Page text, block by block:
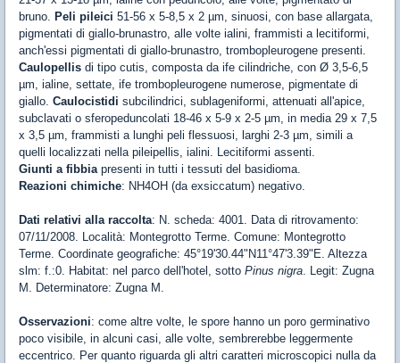
bruno. Peli pileici 51-56 x 5-8,5 x 2 µm, sinuosi, con base allargata,
pigmentati di giallo-brunastro, alle volte ialini, frammisti a lecitiformi,
anch'essi pigmentati di giallo-brunastro, trombopleurogene presenti.
Caulopellis di tipo cutis, composta da ife cilindriche, con Ø 3,5-6,5
µm, ialine, settate, ife trombopleurogene numerose, pigmentate di
giallo. Caulocistidi subcilindrici, sublageniformi, attenuati all'apice,
subclavati o sferopeduncolati 18-46 x 5-9 x 2-5 µm, in media 29 x 7,5
x 3,5 µm, frammisti a lunghi peli flessuosi, larghi 2-3 µm, simili a
quelli localizzati nella pileipellis, ialini. Lecitiformi assenti.
Giunti a fibbia presenti in tutti i tessuti del basidioma.
Reazioni chimiche: NH4OH (da exsiccatum) negativo.
Dati relativi alla raccolta: N. scheda: 4001. Data di ritrovamento:
07/11/2008. Località: Montegrotto Terme. Comune: Montegrotto
Terme. Coordinate geografiche: 45°19'30.44"N11°47'3.39"E. Altezza
slm: f.:0. Habitat: nel parco dell'hotel, sotto Pinus nigra. Legit: Zugna
M. Determinatore: Zugna M.
Osservazioni: come altre volte, le spore hanno un poro germinativo
poco visibile, in alcuni casi, alle volte, sembrerebbe leggermente
eccentrico. Per quanto riguarda gli altri caratteri microscopici nulla da